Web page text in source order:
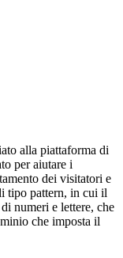
alla piattaforma di
per aiutare i
dei visitatori e
tipo pattern, in cui il
numeri e lettere, che
che imposta il